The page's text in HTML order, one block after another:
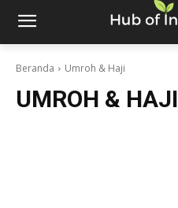
Beranda Umroh & Haji
UMROH & HAJI